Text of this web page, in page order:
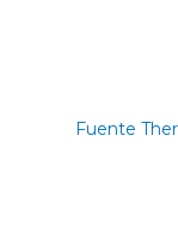
Fuente